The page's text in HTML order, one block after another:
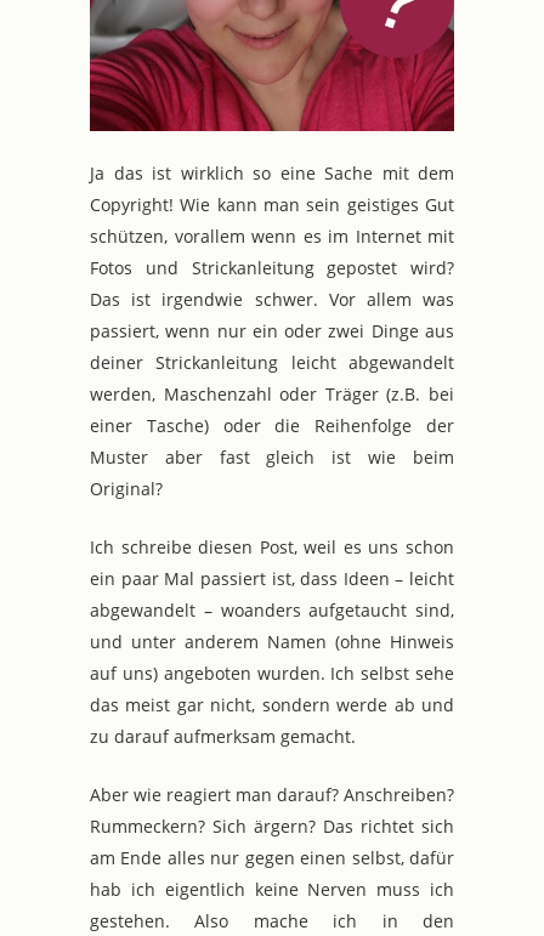
Ja das ist wirklich so eine Sache mit dem
Copyright! Wie kann man sein geistiges Gut
schützen, vorallem wenn es im Internet mit
Fotos und Strickanleitung gepostet wird?
Das ist irgendwie schwer. Vor allem was
passiert, wenn nur ein oder zwei Dinge aus
deiner Strickanleitung leicht abgewandelt
werden, Maschenzahl oder Träger (z.B. bei
einer Tasche) oder die Reihenfolge der
Muster aber fast gleich ist wie beim
Original?
Ich schreibe diesen Post, weil es uns schon
ein paar Mal passiert ist, dass Ideen – leicht
abgewandelt – woanders aufgetaucht sind,
und unter anderem Namen (ohne Hinweis
auf uns) angeboten wurden. Ich selbst sehe
das meist gar nicht, sondern werde ab und
zu darauf aufmerksam gemacht.
Aber wie reagiert man darauf? Anschreiben?
Rummeckern? Sich ärgern? Das richtet sich
am Ende alles nur gegen einen selbst, dafür
hab ich eigentlich keine Nerven muss ich
gestehen. Also mache ich in den